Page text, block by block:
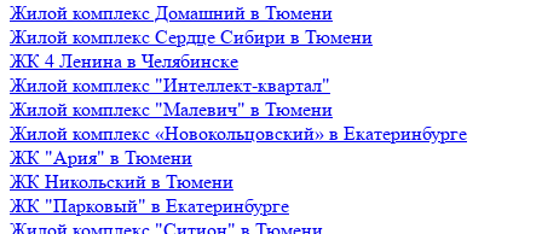
Жилой комплекс Домашний в Тюмени
Жилой комплекс Сердце Сибири в Тюмени
ЖК 4 Ленина в Челябинске
Жилой комплекс "Интеллект-квартал"
Жилой комплекс "Малевич" в Тюмени
Жилой комплекс «Новокольцовский» в Екатеринбурге
ЖК "Ария" в Тюмени
ЖК Никольский в Тюмени
ЖК "Парковый" в Екатеринбурге